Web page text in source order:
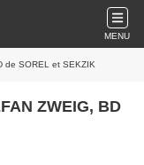
MENU
de SOREL et SEKZIK
ZWEIG, BD